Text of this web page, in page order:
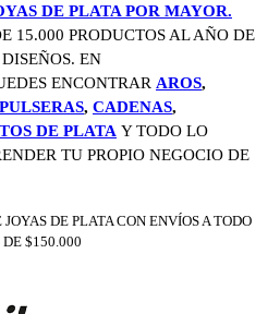
DE PLATA POR MAYOR.
15.000 PRODUCTOS AL AÑO DE
EN
ENCONTRAR AROS,
PULSERAS, CADENAS,
DE PLATA Y TODO LO
TU PROPIO NEGOCIO DE
DE PLATA CON ENVÍOS A TODO
$150.000